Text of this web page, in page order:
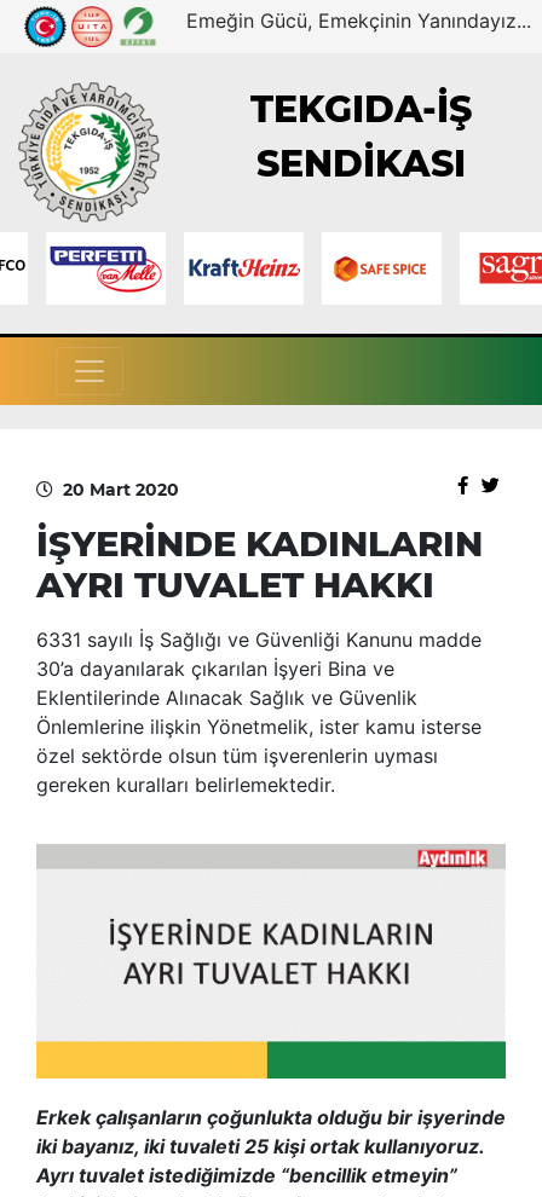
Emeğin Gücü, Emekçinin Yanındayız...
TEKGIDA-İŞ
SENDİKASI
20 Mart 2020
İŞYERİNDE KADINLARIN
AYRI TUVALET HAKKI
6331 sayılı İş Sağlığı ve Güvenliği Kanunu madde
30’a dayanılarak çıkarılan İşyeri Bina ve
Eklentilerinde Alınacak Sağlık ve Güvenlik
Önlemlerine ilişkin Yönetmelik, ister kamu isterse
özel sektörde olsun tüm işverenlerin uyması
gereken kuralları belirlemektedir.
Erkek çalışanların çoğunlukta olduğu bir işyerinde
iki bayanız, iki tuvaleti 25 kişi ortak kullanıyoruz.
Ayrı tuvalet istediğimizde “bencillik etmeyin”